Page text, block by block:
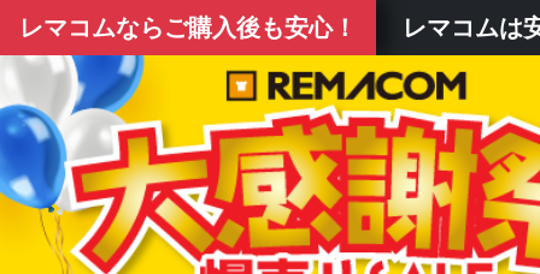
レマコムならご購入後も安心！ レマコムは安